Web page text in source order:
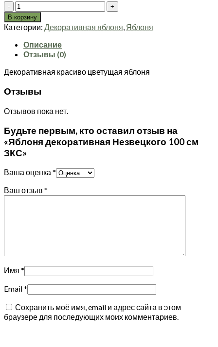
Количество
товара
Яблоня
декоративная
Незвецкого
100
ЗКС
В корзину
Категории: Декоративная яблоня, Яблоня
Описание
Отзывы (0)
Декоративная красиво цветущая яблоня
Отзывы
Отзывов пока нет.
Будьте первым, кто оставил отзыв на
«Яблоня декоративная Незвецкого 100 см
ЗКС»
Ваша оценка *
Ваш отзыв *
Имя *
Email*
Сохранить моё имя, email и адрес сайта в этом
браузере для последующих моих комментариев.